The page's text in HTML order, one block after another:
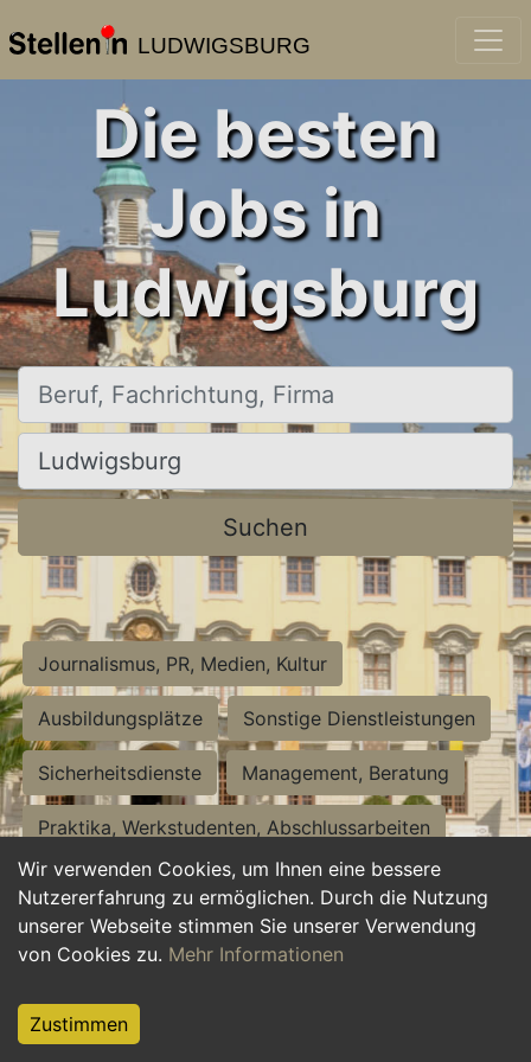
LUDWIGSBURG
Wir verwenden Cookies, um Ihnen eine bessere
Nutzererfahrung zu ermöglichen. Durch die Nutzung
unserer Webseite stimmen Sie unserer Verwendung
von Cookies zu. Mehr Informationen
Zustimmen
Die besten
Jobs in
Ludwigsburg
Beruf, Fachrichtung, Firma
Ort, Stadt
Suchen
Journalismus, PR, Medien, Kultur
Ausbildungsplätze Sonstige Dienstleistungen
Sicherheitsdienste Management, Beratung
Praktika, Werkstudenten, Abschlussarbeiten
Personalwesen Assistenz, Sekretariat
Hilfskräfte, Aushilfs- und Nebenjobs
Weiterbildung, Studium, duale Ausbildung